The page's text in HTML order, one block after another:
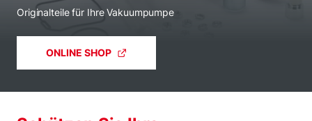
Originalteile für Ihre Vakuumpumpe
ONLINE SHOP